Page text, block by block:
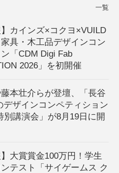
一覧
】カインズ×コクヨ×VUILD
具・木工品デザインコン
「CDM Digi Fab
2026」を初開催
本壮介らが登壇、「長谷
デザインコンペティション
別講演会」が8月19日に開
】大賞賞金100万円！学生
テスト「サイゲームス ク